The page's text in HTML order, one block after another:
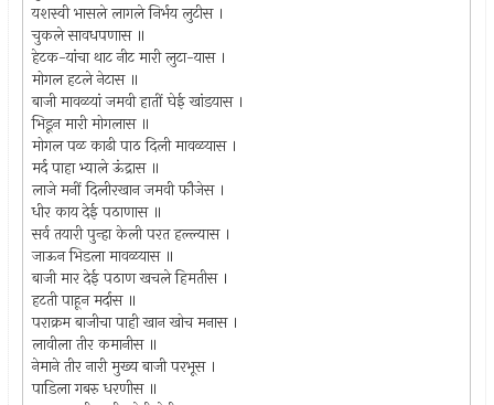
यशस्वी भासले लागले निर्भय लुटीस ।
चुकले सावधपणास ॥
हेटक-यांचा थाट नीट मारी लुटा-यास ।
मोगल हटले नेटास ॥
बाजी मावळयां जमवी हातीं घेई खांडयास ।
भिडून मारी मोगलास ॥
मोगल पळ काढी पाठ दिली मावळयास ।
मर्द पाहा भ्याले ऊंद्रास ॥
लाजे मनीं दिलीरखान जमवी फौजेस ।
धीर काय देई पठाणास ॥
सर्व तयारी पुन्हा केली परत हल्ल्यास ।
जाऊन भिडला मावळयास ॥
बाजी मार देई पठाण खचले हिमतीस ।
हटती पाहून मर्दास ॥
पराक्रम बाजीचा पाही खान खोच मनास ।
लावीला तीर कमानीस ॥
नेमाने तीर नारी मुख्य बाजी परभूस ।
पाडिला गबरु धरणीस ॥